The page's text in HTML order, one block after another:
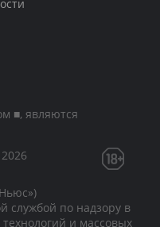
■, являются
службой по надзору в
и массовых